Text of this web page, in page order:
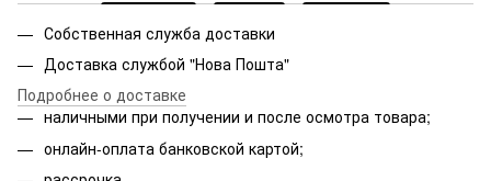
Собственная служба доставки
Доставка службой "Нова Пошта"
Подробнее о доставке
наличными при получении и после осмотра товара;
онлайн-оплата банковской картой;